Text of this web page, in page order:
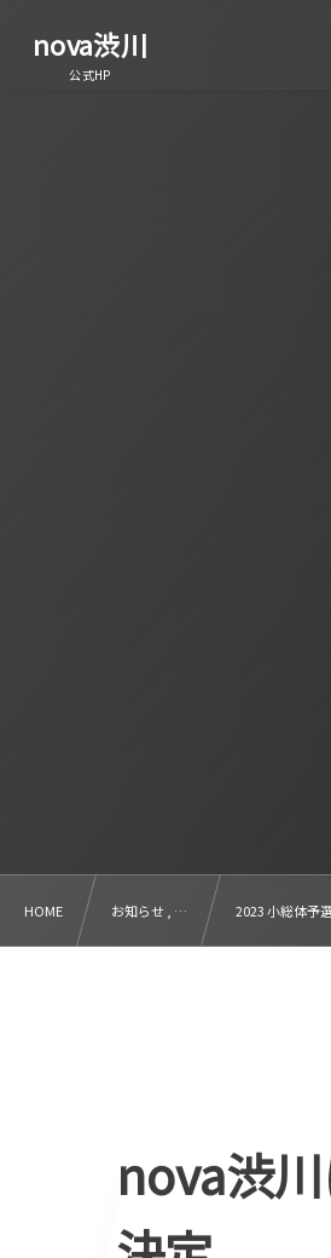
nova渋川
公式HP
HOME お知らせ , … 2023 小総体予
nova渋